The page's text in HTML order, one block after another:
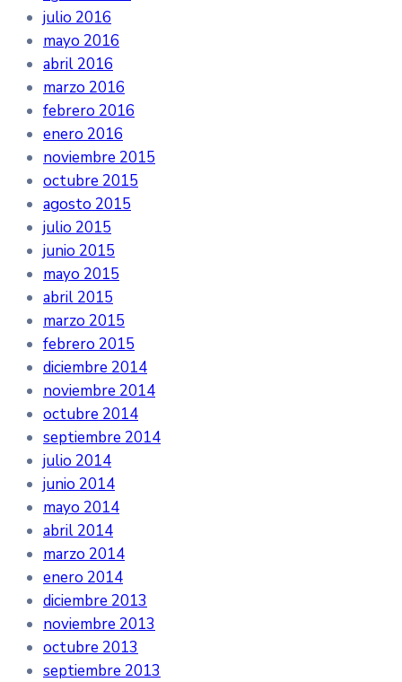
julio 2016
mayo 2016
abril 2016
marzo 2016
febrero 2016
enero 2016
noviembre 2015
octubre 2015
agosto 2015
julio 2015
junio 2015
mayo 2015
abril 2015
marzo 2015
febrero 2015
diciembre 2014
noviembre 2014
octubre 2014
septiembre 2014
julio 2014
junio 2014
mayo 2014
abril 2014
marzo 2014
enero 2014
diciembre 2013
noviembre 2013
octubre 2013
septiembre 2013